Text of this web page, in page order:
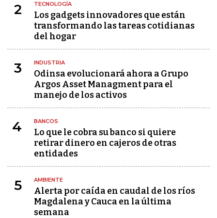
2 TECNOLOGÍA
Los gadgets innovadores que están
transformando las tareas cotidianas
del hogar
3 INDUSTRIA
Odinsa evolucionará ahora a Grupo
Argos Asset Managment para el
manejo de los activos
4 BANCOS
Lo que le cobra su banco si quiere
retirar dinero en cajeros de otras
entidades
5 AMBIENTE
Alerta por caída en caudal de los ríos
Magdalena y Cauca en la última
semana